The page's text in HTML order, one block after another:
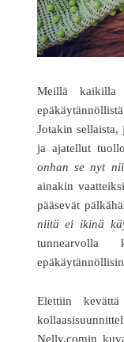
Meillä
Jotakin
ja ajatellut
onhan se nyt
ainakin
pääsevät
niitä ei ikinä
tunnearvolla
Elettiin
Nelly.comin